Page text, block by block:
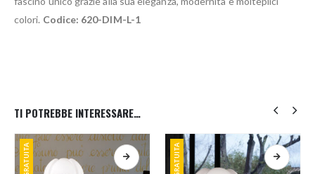
colori. Codice: 620-DIM-L-1
TI POTREBBE INTERESSARE…